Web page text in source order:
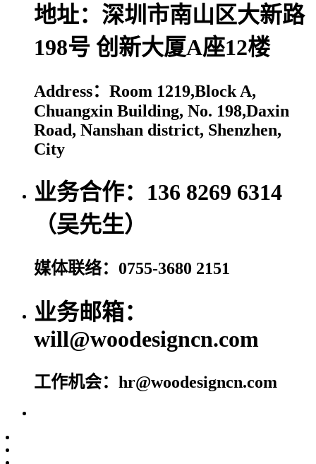
地址：深圳市南山区大新路
198号 创新大厦A座12楼
Address：Room 1219,Block A,
Chuangxin Building, No. 198,Daxin
Road, Nanshan district, Shenzhen,
City
业务合作：136 8269 6314
（吴先生）
媒体联络：0755-3680 2151
业务邮箱：
will@woodesigncn.com
工作机会：hr@woodesigncn.com